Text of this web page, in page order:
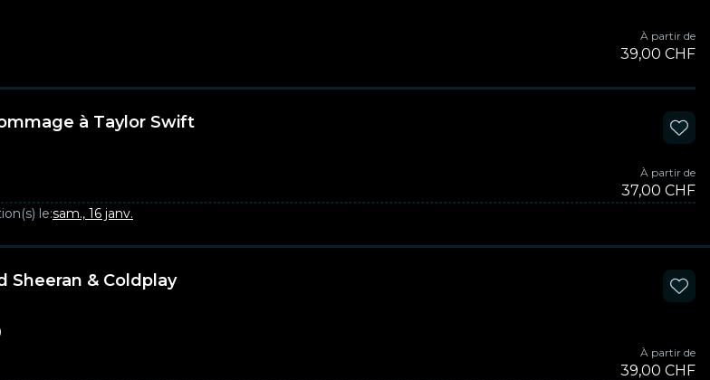
À partir de
39,00 CHF
à Taylor Swift
À partir de
37,00 CHF
le:sam., 16 janv.
Sheeran & Coldplay
À partir de
39,00 CHF